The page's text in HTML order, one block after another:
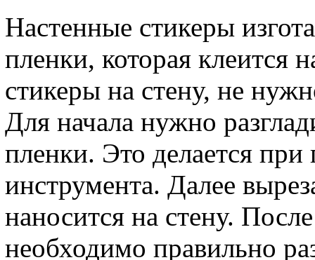
Настенные стикеры
пленки, которая клеится
стикеры на стену, не
Для начала нужно
пленки. Это делается
инструмента. Далее
наносится на стену.
необходимо правильно